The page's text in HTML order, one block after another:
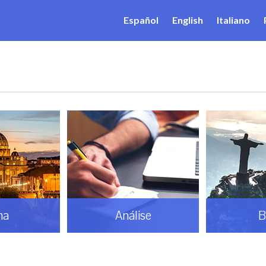
Español English Italiano
Análise